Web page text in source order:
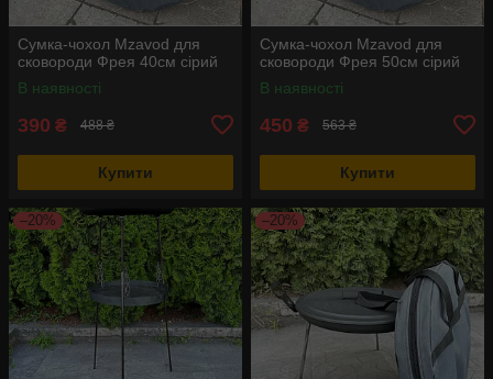
Сумка-чохол Mzavod для
сковороди Фрея 40см сірий
В наявності
390 ₴ 488 ₴
Купити
Сумка-чохол Mzavod для
сковороди Фрея 50см сірий
В наявності
450 ₴ 563 ₴
Купити
–20% –20%